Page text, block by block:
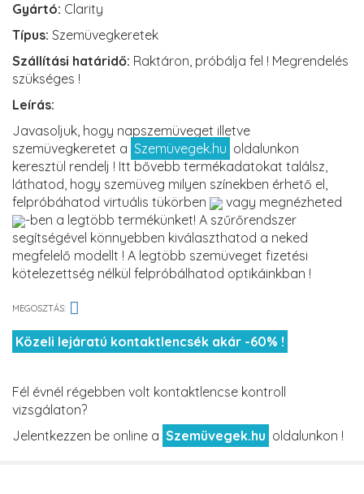
Gyártó: Clarity
Típus: Szemüvegkeretek
Szállítási határidő: Raktáron, próbálja fel ! Megrendelés
szükséges !
Leírás:
Javasoljuk, hogy napszemüveget illetve
szemüvegkeretet a Szemüvegek.hu oldalunkon
keresztül rendelj ! Itt bővebb termékadatokat találsz,
láthatod, hogy szemüveg milyen színekben érhető el,
felpróbáhatod virtuális tükörben
vagy megnézheted
-ben a legtöbb termékünket! A szűrőrendszer
segítségével könnyebben kiválaszthatod a neked
megfelelő modellt ! A legtöbb szemüveget fizetési
kötelezettség nélkül felpróbálhatod optikáinkban !
MEGOSZTÁS:
Közeli lejáratú kontaktlencsék akár -60% !
Fél évnél régebben volt kontaktlencse kontroll
vizsgálaton?
Jelentkezzen be online a Szemüvegek.hu oldalunkon !